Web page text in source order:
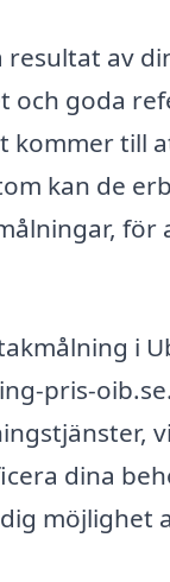
av
goda
till
kan de
för
i
pris-
dina
möjlighet